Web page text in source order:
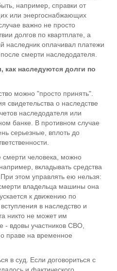
например, справки от
или энергоснабжающих
важно не просто
долгов по квартплате, а
наследник оплачивал платежи
смерти наследодателя.
наследуются долги по
можно "просто принять".
свидетельства о наследстве
наследодателя или
банке. В противном случае
серьезные, вплоть до
человека, можно
вкладывать средства
этом управлять ею нельзя:
владельца машины она
к движению по
в наследство и
никто не может им
- вдовы участников СВО,
праве на временное
в суд. Если договориться с
и фактического